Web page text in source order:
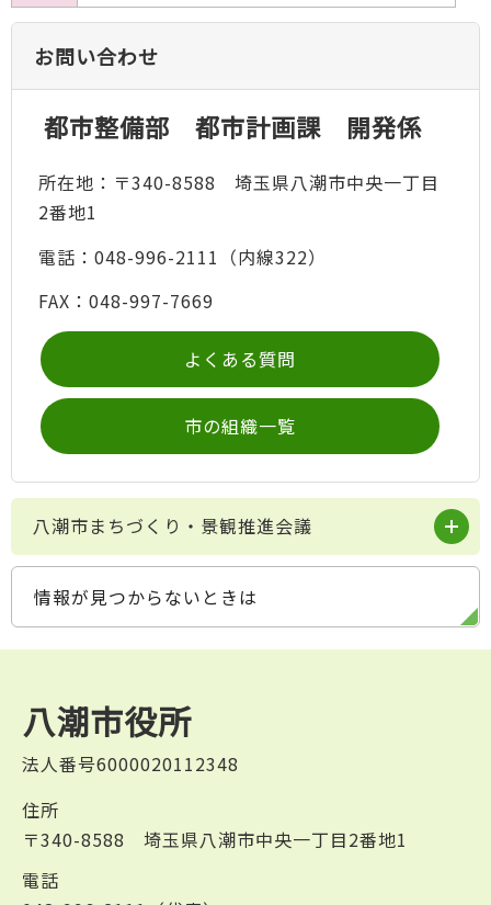
お問い合わせ
都市整備部 都市計画課 開発係
所在地：〒340-8588 埼玉県八潮市中央一丁目
2番地1
電話：048-996-2111（内線322）
FAX：048-997-7669
よくある質問
市の組織一覧
八潮市まちづくり・景観推進会議
情報が見つからないときは
八潮市役所
法人番号6000020112348
住所
〒340-8588 埼玉県八潮市中央一丁目2番地1
電話